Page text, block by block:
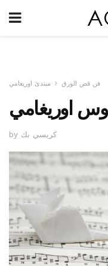
فن قص الورق مبتدئ اوريغامي
اوريغامي
by كريسي بك